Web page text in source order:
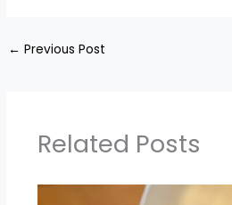
← Previous Post
Related Posts